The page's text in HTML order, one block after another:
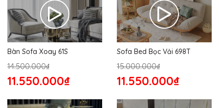
Bàn Sofa Xoay 61S
14.500.000₫
11.550.000₫
Sofa Bed Bọc Vải 698T
15.000.000₫
11.550.000₫